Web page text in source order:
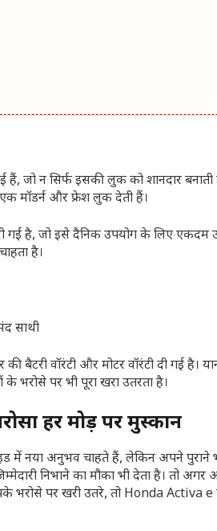
न सिर्फ इसकी लुक को शानदार बनाती हैं,
मॉडर्न और फ्रेश लुक देती हैं।
गई है, जो इसे दैनिक उपयोग के लिए एकदम
है।
वॉरंटी और मोटर वॉरंटी दी गई है।
भरोसे पर भी पूरा खरा उतरता है।
हर मोड़ पर मुस्कान
में नया अनुभव चाहते हैं, लेकिन अपने पुराने
निभाने का मौका भी देता है। तो
भरोसे पर खरी उतरे, तो Honda Activa